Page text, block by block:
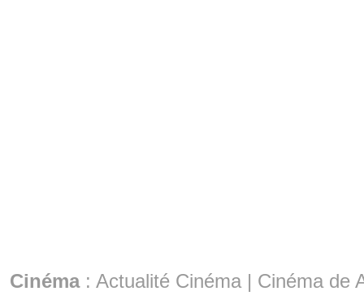
Cinéma: Actualité Cinéma | Cinéma de